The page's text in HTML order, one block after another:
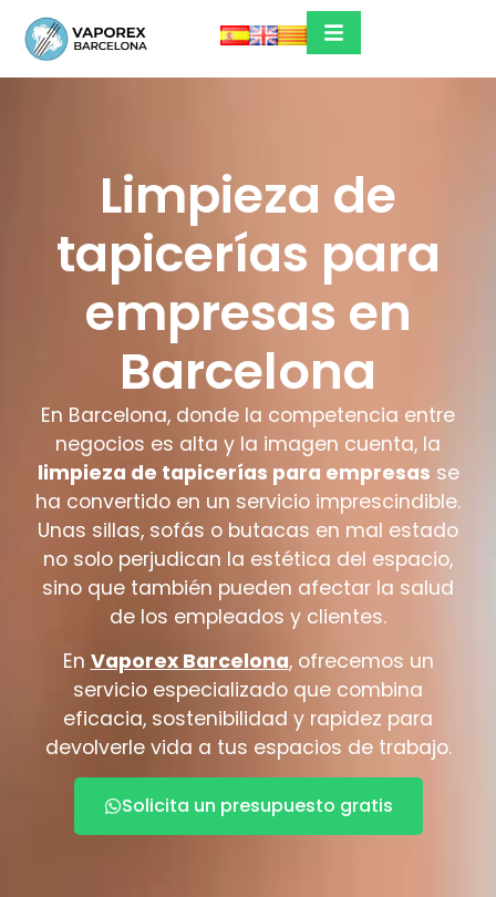
Limpieza de
tapicerías para
empresas en
Barcelona
En Barcelona, donde la competencia entre
negocios es alta y la imagen cuenta, la
limpieza de tapicerías para empresas se
ha convertido en un servicio imprescindible.
Unas sillas, sofás o butacas en mal estado
no solo perjudican la estética del espacio,
sino que también pueden afectar la salud
de los empleados y clientes.
En Vaporex Barcelona, ofrecemos un
servicio especializado que combina
eficacia, sostenibilidad y rapidez para
devolverle vida a tus espacios de trabajo.
Solicita un presupuesto gratis